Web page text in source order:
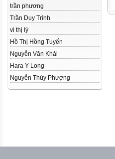
trần phương
Trần Duy Trình
vi thị lý
Hồ Thị Hồng Tuyến
Nguyễn Văn Khải
Hara Y Long
Nguyễn Thúy Phượng